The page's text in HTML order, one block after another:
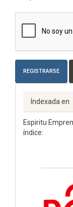
REGISTRARSE
Indexada en
Espiritu
índice: